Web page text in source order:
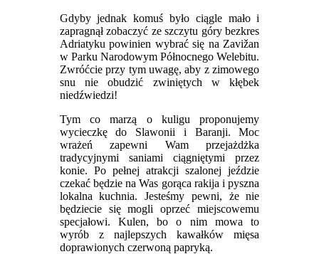
Gdyby jednak komuś było ciągle mało i
zapragnął zobaczyć ze szczytu góry bezkres
Adriatyku powinien wybrać się na Zavižan
w Parku Narodowym Północnego Welebitu.
Zwróćcie przy tym uwagę, aby z zimowego
snu nie obudzić zwiniętych w kłębek
niedźwiedzi!
Tym co marzą o kuligu proponujemy
wycieczkę do Slawonii i Baranji. Moc
wrażeń zapewni Wam przejażdżka
tradycyjnymi saniami ciągniętymi przez
konie. Po pełnej atrakcji szalonej jeździe
czekać będzie na Was gorąca rakija i pyszna
lokalna kuchnia. Jesteśmy pewni, że nie
będziecie się mogli oprzeć miejscowemu
specjałowi. Kulen, bo o nim mowa to
wyrób z najlepszych kawałków mięsa
doprawionych czerwoną papryką.